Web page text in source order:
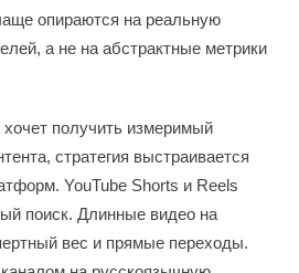
опираются на реальную
а не на абстрактные метрики
получить измеримый
стратегия выстраивается
YouTube Shorts и Reels
поиск. Длинные видео на
вес и прямые переходы.